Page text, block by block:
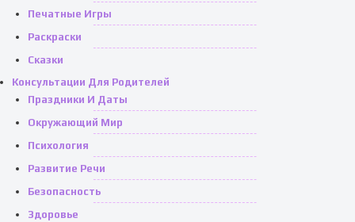
Печатные Игры
Раскраски
Сказки
Консультации Для Родителей
Праздники И Даты
Окружающий Мир
Психология
Развитие Речи
Безопасность
Здоровье